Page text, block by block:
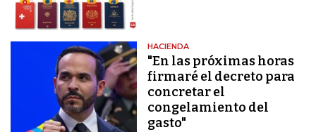
HACIENDA
"En las próximas horas
firmaré el decreto para
concretar el
congelamiento del
gasto"